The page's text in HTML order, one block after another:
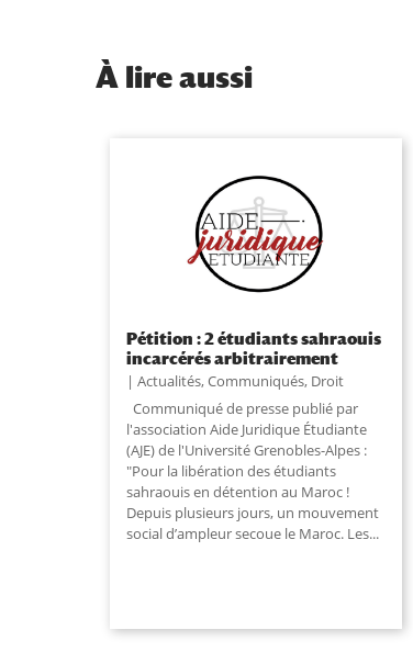
À lire aussi
Pétition : 2 étudiants sahraouis
incarcérés arbitrairement
Actualités,Communiqués, Droit
Communiqué de presse publié par
l'association Aide Juridique Étudiante
(AJE) de l'Université Grenobles-Alpes :
"Pour la libération des étudiants
sahraouis en détention au Maroc !
Depuis plusieurs jours, un mouvement
social d’ampleur secoue le Maroc. Les...